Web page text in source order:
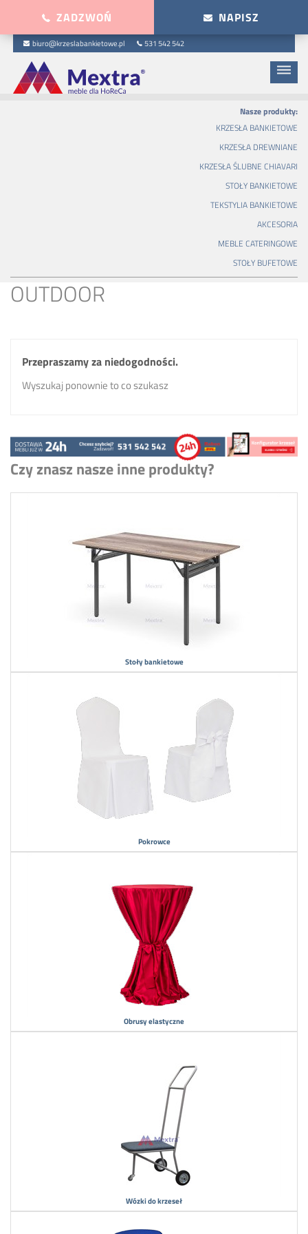
ZADZWOŃ NAPISZ
biuro@krzeslabankietowe.pl 531 542 542
dehaze
Nasze produkty:
KRZESŁA BANKIETOWE
KRZESŁA DREWNIANE
KRZESŁA ŚLUBNE CHIAVARI
STOŁY BANKIETOWE
TEKSTYLIA BANKIETOWE
AKCESORIA
MEBLE CATERINGOWE
STOŁY BUFETOWE
OUTDOOR
Przepraszamy za niedogodności.
Wyszukaj ponownie to co szukasz
Czy znasz nasze inne produkty?
Stoły bankietowe
Pokrowce
Obrusy elastyczne
Wózki do krzeseł